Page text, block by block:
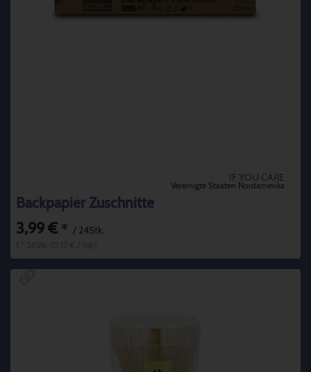
IF YOU CARE
Vereinigte Staaten Nordamerika
Backpapier Zuschnitte
3,99 € * / 24Stk.